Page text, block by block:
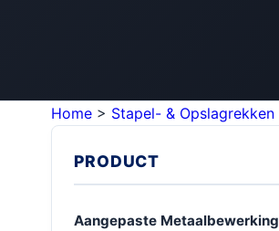
Home > Stapel- & Opslagrekken
PRODUCT
Aangepaste Metaalbewerking